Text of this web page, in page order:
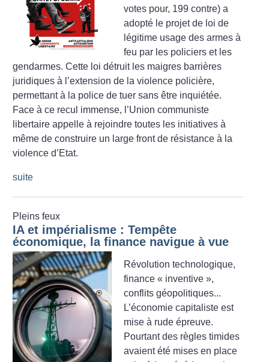
votes pour, 199 contre) a
adopté le projet de loi de
légitime usage des armes à
feu par les policiers et les
gendarmes. Cette loi détruit les maigres barrières
juridiques à l’extension de la violence policière,
permettant à la police de tuer sans être inquiétée.
Face à ce recul immense, l’Union communiste
libertaire appelle à rejoindre toutes les initiatives à
même de construire un large front de résistance à la
violence d’Etat.
suite
Pleins feux
IA et impérialisme : Tempête
économique, la finance navigue à vue
Révolution technologique,
finance « inventive »,
conflits géopolitiques...
L’économie capitaliste est
mise à rude épreuve.
Pourtant des règles timides
avaient été mises en place